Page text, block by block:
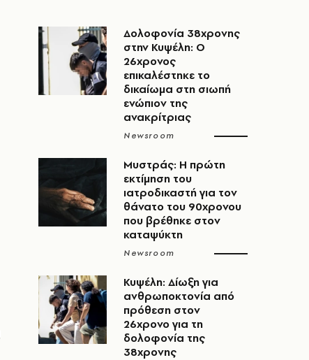
Δολοφονία 38χρονης
στην Κυψέλη: Ο
26χρονος
επικαλέστηκε το
δικαίωμα στη σιωπή
ενώπιον της
ανακρίτριας
Newsroom
Μυστράς: Η πρώτη
εκτίμηση του
ιατροδικαστή για τον
θάνατο του 90χρονου
που βρέθηκε στον
καταψύκτη
Newsroom
Κυψέλη: Δίωξη για
ανθρωποκτονία από
πρόθεση στον
26χρονο για τη
δολοφονία της
38χρονης